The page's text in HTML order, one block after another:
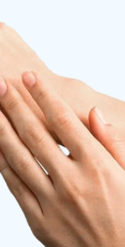
Leaf Extract
Flower/Leaf/Stem
Cetyl
Leaf/Stem
(wyciąg z
Hippocastanum
Flower/Leaf/Stem
mlekowy), Parfum